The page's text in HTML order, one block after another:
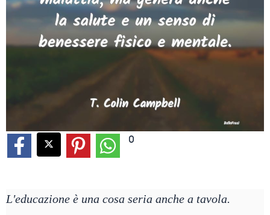
0
L'educazione è una cosa seria anche a tavola.